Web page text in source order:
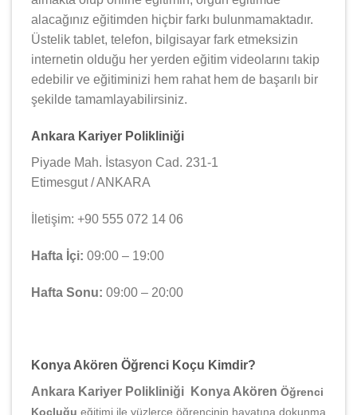
alacağınız eğitimden hiçbir farkı bulunmamaktadır.
Üstelik tablet, telefon, bilgisayar fark etmeksizin
internetin olduğu her yerden eğitim videolarını takip
edebilir ve eğitiminizi hem rahat hem de başarılı bir
şekilde tamamlayabilirsiniz.
Ankara Kariyer Polikliniği
Piyade Mah. İstasyon Cad. 231-1
Etimesgut / ANKARA
İletişim: +90 555 072 14 06
Hafta İçi: 09:00 – 19:00
Hafta Sonu: 09:00 – 20:00
Konya Akören Öğrenci Koçu Kimdir?
Ankara Kariyer Polikliniği Konya Akören Öğrenci
Koçluğu eğitimi ile yüzlerce öğrencinin hayatına dokunma